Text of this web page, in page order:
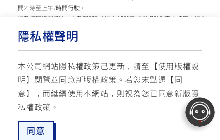
隱私權聲明
本公司網站隱私權政策己更新，請至【使用版權說
明】閱覽並同意新版權政策。 若您末點選【同
意】，而繼續使用本網站，則視為您已同意新版隱
私權政策。
同意
間21時至上午7時間行駛。
行政院環境保護署、內政部警政署及公路監理機關將針對車主擾寧之行為
台灣山葉機車 關心您
使用版權說明 隱私權政策 交通安全入口網
☏ 免付費客服專線: 0800-631-680 ✉ 聯繫客服
每週一 ~ 五 08:00~12:10 / 13:00~16:40(國定假日與公司假日除外)
© YAMAHA MOTOR TAIWAN CO., LTD. All Rights Reserved.